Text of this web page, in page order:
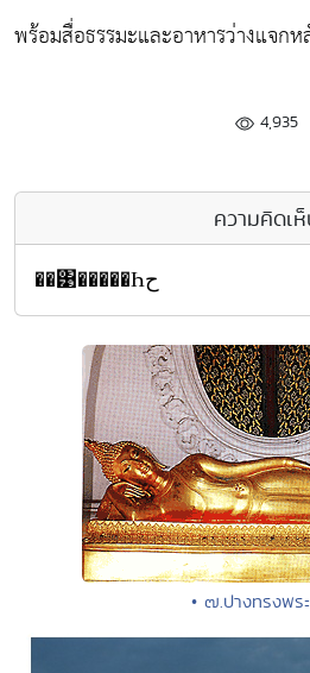
พร้อมสื่อธรรมะและอาหารว่างแจก
4,935
ความคิดเ
• ๗.ปางทรงพร